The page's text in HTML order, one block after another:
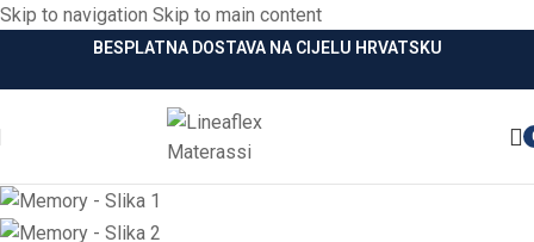
Skip to navigation Skip to main content
BESPLATNA DOSTAVA NA CIJELU HRVATSKU